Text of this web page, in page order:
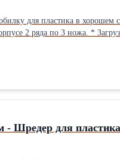
пластика в хорошем состоянии, в комплекте с
2 ряда по 3 ножа. *
450 кг/час. * Двигатель 37
- Шредер для